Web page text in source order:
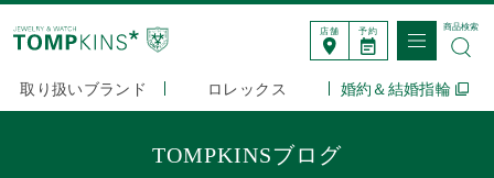
店舗 予約
取り扱いブランド ロレックス 婚約＆結婚指輪
商品検索
TOMPKINSブログ